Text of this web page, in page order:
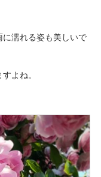
濡れる姿も美しいで
よね。